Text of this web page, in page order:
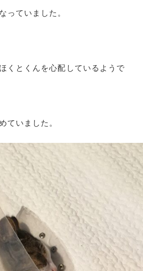
っていました。
くとくんを心配しているようで
ていました。